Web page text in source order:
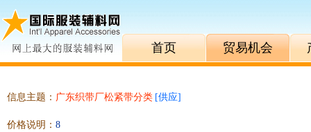
首页 贸易机会
信息主题： 广东织带厂松紧带分类 [供应]
价格说明： 8